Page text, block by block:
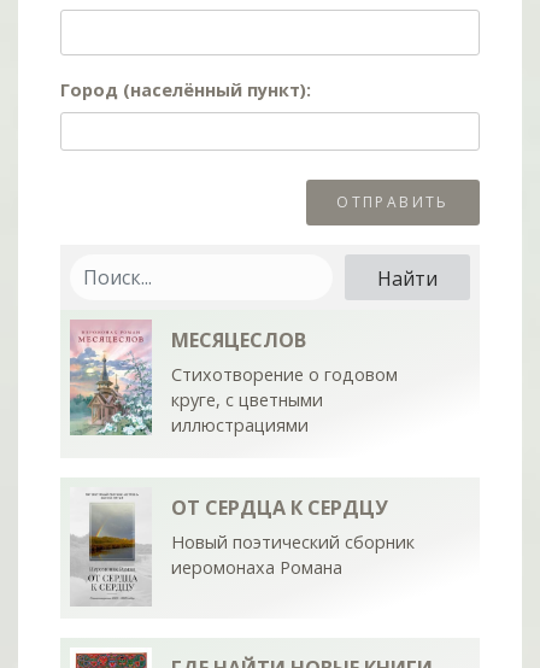
Город (населённый пункт):
МЕСЯЦЕСЛОВ
Стихотворение о годовом
круге, с цветными
иллюстрациями
ОТ СЕРДЦА К СЕРДЦУ
Новый поэтический сборник
иеромонаха Романа